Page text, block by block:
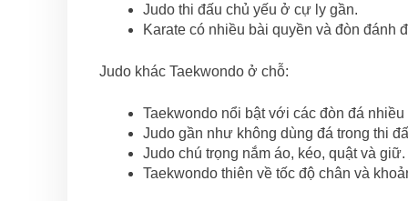
Judo thi đấu chủ yếu ở cự ly gần.
Karate có nhiều bài quyền và đòn đánh
Judo khác Taekwondo ở chỗ:
Taekwondo nổi bật với các đòn đá
Judo gần như không dùng đá trong thi
Judo chú trọng nắm áo, kéo, quật và giữ.
Taekwondo thiên về tốc độ chân và